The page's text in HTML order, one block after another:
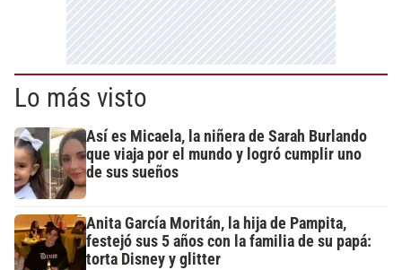
Lo más visto
Así es Micaela, la niñera de Sarah Burlando
que viaja por el mundo y logró cumplir uno
de sus sueños
Anita García Moritán, la hija de Pampita,
festejó sus 5 años con la familia de su papá:
torta Disney y glitter